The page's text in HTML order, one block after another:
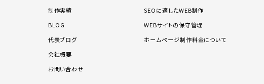
制作実績
BLOG
代表ブログ
会社概要
お問い合わせ
SEOに適したWEB制作
WEBサイトの保守管理
ホームページ制作料金について